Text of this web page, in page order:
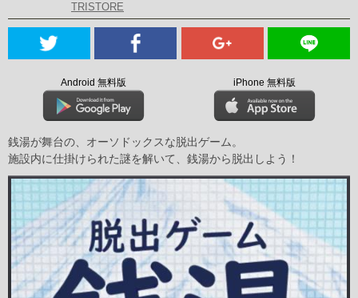
TRISTORE
Android 無料版 iPhone 無料版
銭湯が舞台の、オーソドックスな脱出ゲーム。
施設内に仕掛けられた謎を解いて、銭湯から脱出しよう！